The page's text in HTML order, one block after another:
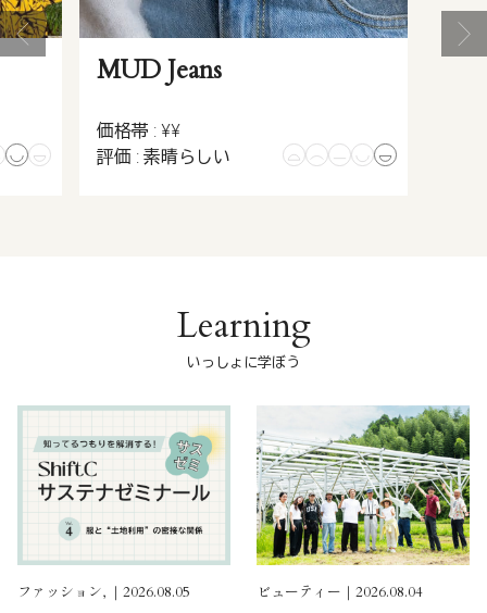
MUD Jeans
価格帯 : ¥¥
評価 : 素晴らしい
Learning
いっしょに学ぼう
ファッション, ｜2026.08.05 ビューティー｜2026.08.04